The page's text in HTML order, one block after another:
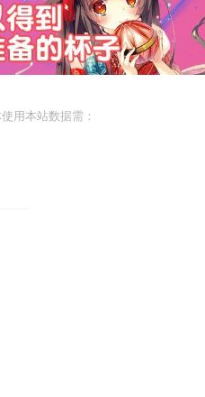
用本站数据需：